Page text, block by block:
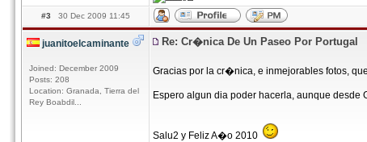
#3 30 Dec 2009 11:45
juanitoelcaminante
Joined: December 2009
Posts: 208
Location: Granada, Tierra del
Rey Boabdil...
Re: Cr�nica De Un Paseo Por Portugal
Gracias por la cr�nica, e inmejorables fotos,
Espero algun dia poder hacerla, aunque desde
Salu2 y Feliz A�o 2010